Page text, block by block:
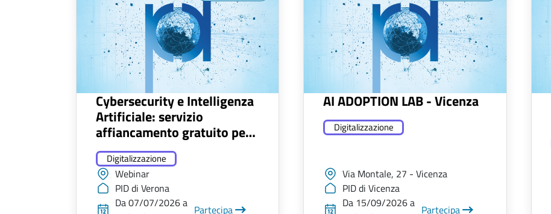
Cybersecurity e Intelligenza
Artificiale: servizio
affiancamento gratuito per
50 MPMI
Digitalizzazione
Webinar
PID di Verona
Da 07/07/2026 a Partecipa
AI ADOPTION LAB - Vicenza
Digitalizzazione
Via Montale, 27 - Vicenza
PID di Vicenza
Da 15/09/2026 a Partecipa